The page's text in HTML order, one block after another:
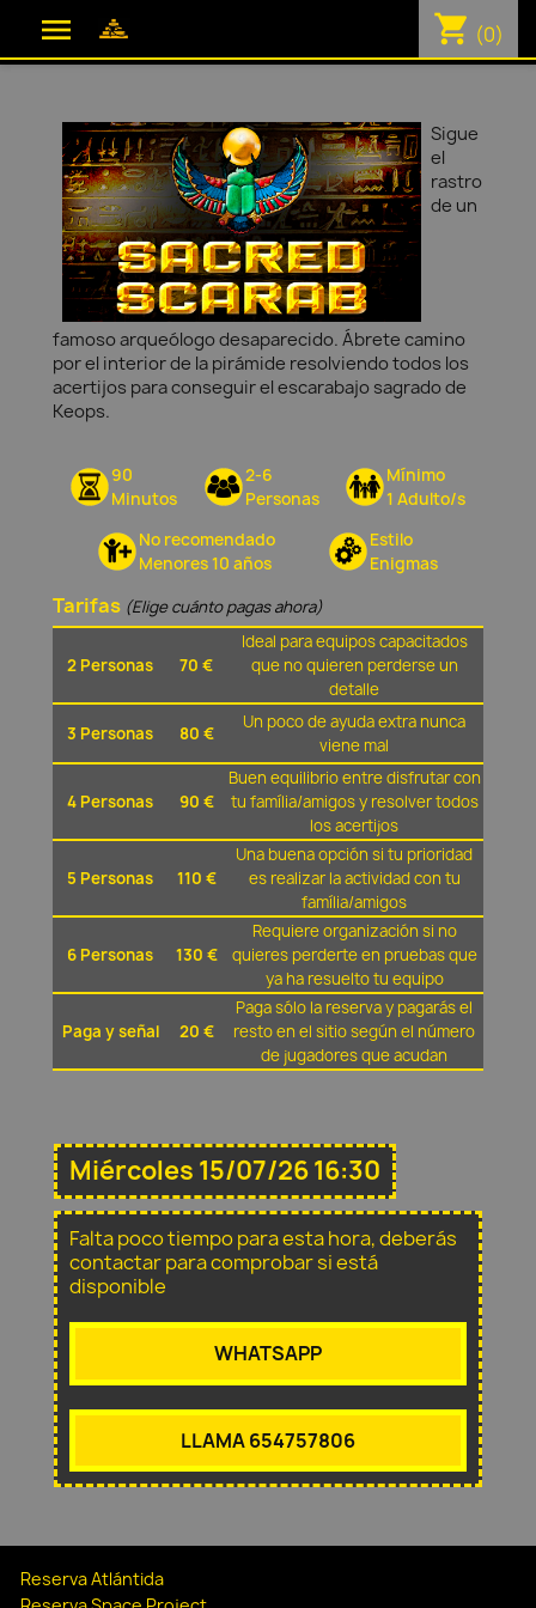
 shopping_cart (0)
Sigue
el
rastro
de un
famoso arqueólogo desaparecido. Ábrete camino
por el interior de la pirámide resolviendo todos los
acertijos para conseguir el escarabajo sagrado de
Keops.
90
Minutos
2-6
Personas
Mínimo
1 Adulto/s
No recomendado
Menores 10 años
Estilo
Enigmas
Tarifas (Elige cuánto pagas ahora)
2 Personas 70 €
Ideal para equipos capacitados
que no quieren perderse un
detalle
3 Personas 80 €
Un poco de ayuda extra nunca
viene mal
4 Personas 90 €
Buen equilibrio entre disfrutar con
tu família/amigos y resolver todos
los acertijos
5 Personas 110 €
Una buena opción si tu prioridad
es realizar la actividad con tu
família/amigos
6 Personas 130 €
Requiere organización si no
quieres perderte en pruebas que
ya ha resuelto tu equipo
Paga y señal 20 €
Paga sólo la reserva y pagarás el
resto en el sitio según el número
de jugadores que acudan
Miércoles 15/07/26 16:30
Falta poco tiempo para esta hora, deberás
contactar para comprobar si está
disponible
WHATSAPP
LLAMA 654757806
Reserva Atlántida